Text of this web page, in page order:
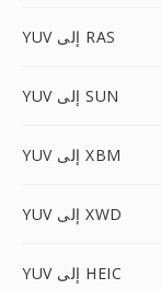
YUV إلى RAS
YUV إلى SUN
YUV إلى XBM
YUV إلى XWD
YUV إلى HEIC